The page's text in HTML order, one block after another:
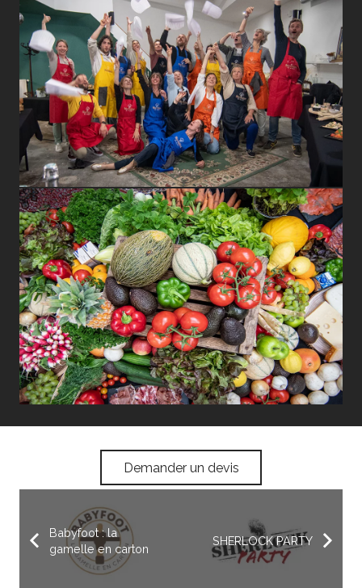
Demander un devis
Babyfoot : la
gamelle en carton
SHERLOCK PARTY